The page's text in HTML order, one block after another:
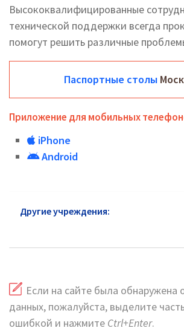
Высококвалифицированные
технической поддержки всегда
помогут решить различные
Паспортные столы
Приложение для мобильных
iPhone
Android
Другие учреждения:
Если на сайте была обнаружена
данных, пожалуйста, выделите
ошибкой и нажмите Ctrl+Enter.